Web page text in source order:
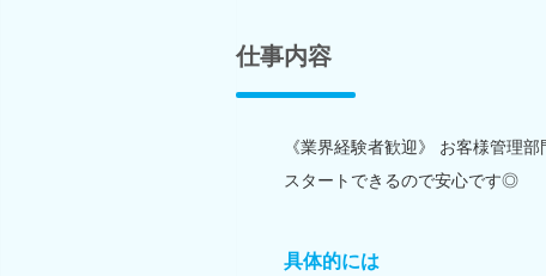
仕事内容
《業界経験者歓迎》 お客様管理
スタートできるので安心です◎
具体的には